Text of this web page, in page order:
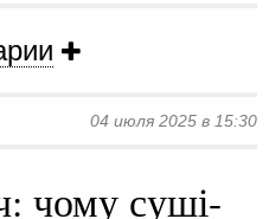
04 июля 2025 в 15:30
чому суші-